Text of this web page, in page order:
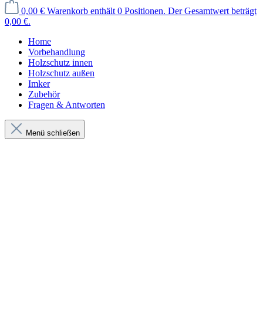
0,00 € Warenkorb enthält 0 Positionen. Der Gesamtwert beträgt
0,00 €.
Home
Vorbehandlung
Holzschutz innen
Holzschutz außen
Imker
Zubehör
Fragen & Antworten
Menü schließen